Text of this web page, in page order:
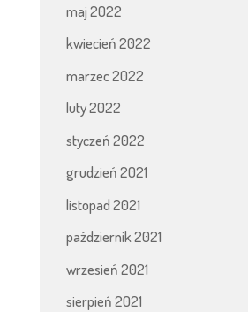
maj 2022
kwiecień 2022
marzec 2022
luty 2022
styczeń 2022
grudzień 2021
listopad 2021
październik 2021
wrzesień 2021
sierpień 2021